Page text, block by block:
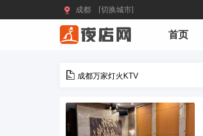
 成都 [切换城市]
首页
成都万家灯火KTV